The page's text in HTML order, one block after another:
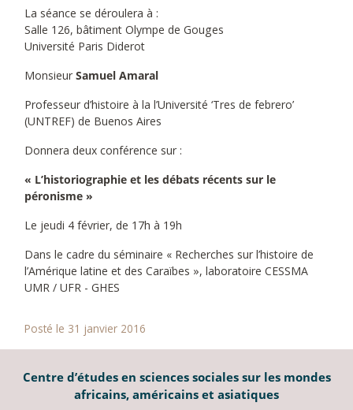
La séance se déroulera à :
Salle 126, bâtiment Olympe de Gouges
Université Paris Diderot
MonsieurSamuel Amaral
Professeur d’histoire à la l’Université ‘Tres de febrero’
(UNTREF) de Buenos Aires
Donnera deux conférence sur :
« L’historiographie et les débats récents sur le
péronisme »
Le jeudi 4 février, de 17h à 19h
Dans le cadre du séminaire « Recherches sur l’histoire de
l’Amérique latine et des Caraïbes », laboratoire CESSMA
UMR / UFR - GHES
Posté le 31 janvier 2016
Centre d’études en sciences sociales sur les mondes
africains, américains et asiatiques